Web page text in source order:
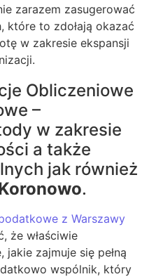
zarazem zasugerować
które to zdołają okazać
w zakresie ekspansji
Obliczeniowe
–
w zakresie
a także
jak również
.
z Warszawy
że właściwie
zajmuje się pełną
wspólnik, który